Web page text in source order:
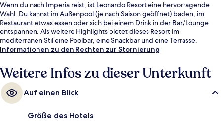
Wenn du nach Imperia reist, ist Leonardo Resort eine hervorragende
Wahl. Du kannst im Außenpool (je nach Saison geöffnet) baden, im
Restaurant etwas essen oder sich bei einem Drink in der Bar/Lounge
entspannen. Als weitere Highlights bietet dieses Resort im
mediterranen Stil eine Poolbar, eine Snackbar und eine Terrasse.
Informationen zu den Rechten zur Stornierung
Weitere Infos zu dieser Unterkunft
Auf einen Blick
Größe des Hotels